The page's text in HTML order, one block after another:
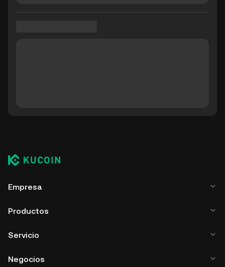
Empresa
Productos
Servicio
Negocios